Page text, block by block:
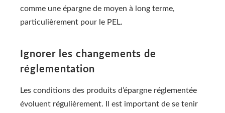
comme une épargne de moyen à long terme,
particulièrement pour le PEL.
Ignorer les changements de
réglementation
Les conditions des produits d’épargne réglementée
évoluent régulièrement. Il est important de se tenir